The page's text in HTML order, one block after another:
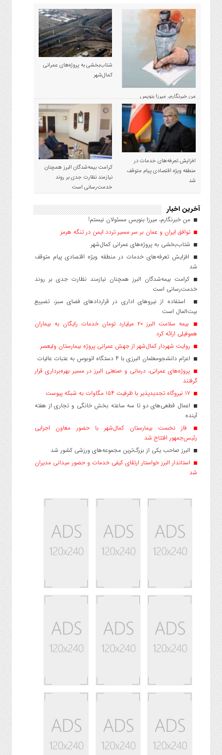
من خبرنگارم، میرزا بنویس
مسئولان نیستم!
شتاب‌بخشی به پروژه‌های عمرانی
کمال‌شهر
افزایش تعرفه‌های خدمات در
منطقه ویژه اقتصادی پیام متوقف
شد
کرامت بیمه‌شدگان البرز همچنان
نیازمند نظارت جدی بر روند
خدمت‌رسانی است
آخرین اخبار
من خبرنگارم، میرزا بنویس مسئولان نیستم!
توافق ایران و عمان بر سر مسیر تردد ایمن در تنگه هرمز
شتاب‌بخشی به پروژه‌های عمرانی کمال‌شهر
افزایش تعرفه‌های خدمات در منطقه ویژه اقتصادی پیام متوقف
شد
کرامت بیمه‌شدگان البرز همچنان نیازمند نظارت جدی بر روند
خدمت‌رسانی است
استفاده از نیروهای اداری در قراردادهای فضای سبز، تضییع
بیت‌المال است
بیمه سلامت البرز ۲۰ میلیارد تومان خدمات رایگان به بیماران
هموفیلی ارائه کرد
روایت شهردار کمال‌شهر از جهش عمرانی پروژه بیمارستان ولیعصر
اعزام دانشجو‌معلمان البرزی با ۴ دستگاه اتوبوس به عتبات عالیات
پروژه‌های عمرانی، درمانی و صنعتی البرز در مسیر بهره‌برداری قرار
گرفتند
اعمال قطعی‌های دو تا سه ساعته بخش خانگی و تجاری از هفته
آینده
فاز نخست بیمارستان کمال‌شهر با حضور معاون اجرایی
رئیس‌جمهور افتتاح شد
البرز صاحب یکی از بزرگ‌ترین مجموعه‌های ورزشی کشور شد
استاندار البرز خواستار ارتقای کیفی خدمات و حضور میدانی مدیران
شد